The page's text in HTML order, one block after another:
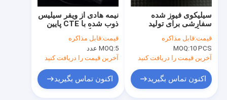
نیمه هادی از ویفر سیلیس
ذوب شده با CTE پایین
استفاده کنید
قیمت:قابل مذاکره
MOQ:5 عدد
آخرین قیمت را دریافت کنید
اکنون تماس بگیرید
سیلیکوی فیوز شده
سفارشی برای تولید
عملکرد بالا
قیمت:قابل مذاکره
MOQ:10 PCS
آخرین قیمت را دریافت کنید
اکنون تماس بگیرید